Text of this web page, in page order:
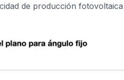
de producción